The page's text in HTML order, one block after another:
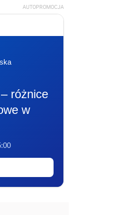
AUTOPROMOCJA
– różnice
w